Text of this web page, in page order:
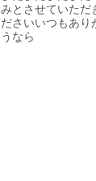
みとさせていただ
ださいいつもあり
うなら